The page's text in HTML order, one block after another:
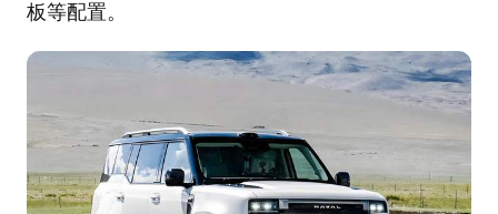
板等配置。